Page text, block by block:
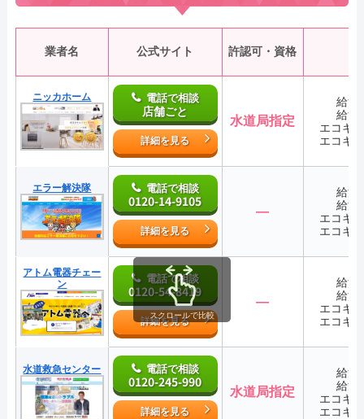
業者名 公式サイト 許認可・資格
ニッカホーム 電話で相談
店舗ごと
詳細を見る
水道局指定
給湯
給湯
エコキ
エコキ
エラー解決隊 電話で相談
0120-14-9105
詳細を見る
―
給湯
給湯
エコキ
エコキ
アトム電器チェー
ン
電話で相談
0120-54-8419
詳細を見る
―
給湯
給湯
エコキ
エコキ
水道救急センター 電話で相談
0120-245-990
詳細を見る
水道局指定
給湯
給湯
エコキ
エコキ
スクロールで比較